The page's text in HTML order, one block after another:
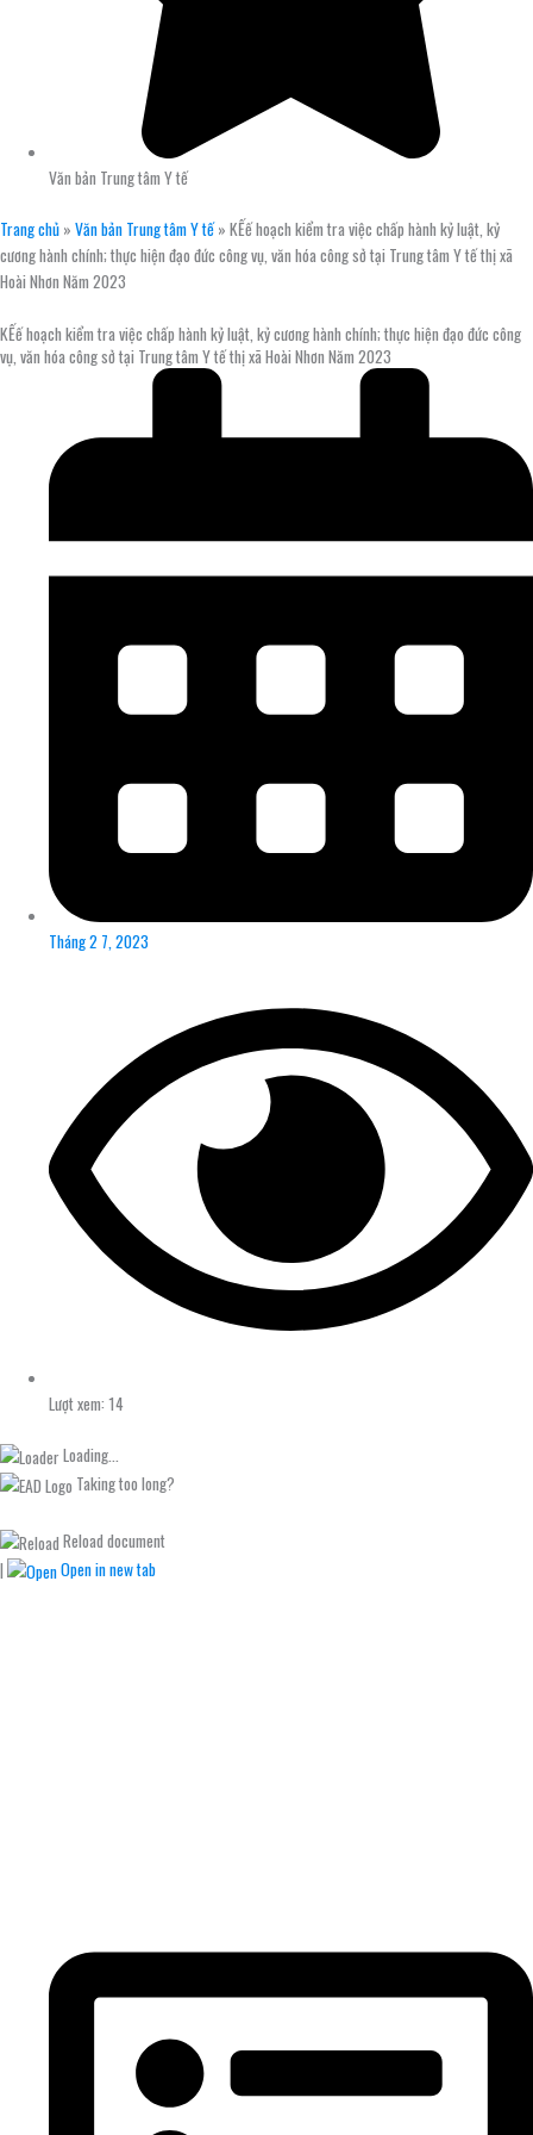
Văn bản Trung tâm Y tế
Trang chủ » Văn bản Trung tâm Y tế» KẾế hoạch kiểm tra việc chấp hành kỷ luật, kỷ
cương hành chính; thực hiện đạo đức công vụ, văn hóa công sở tại Trung tâm Y tế thị xã
Hoài Nhơn Năm 2023
KẾế hoạch kiểm tra việc chấp hành kỷ luật, kỷ cương hành chính; thực hiện đạo đức công
vụ, văn hóa công sở tại Trung tâm Y tế thị xã Hoài Nhơn Năm 2023
Tháng 2 7, 2023
Lượt xem: 14
Loading...
Taking too long?
Reload document
|
Open in new tab